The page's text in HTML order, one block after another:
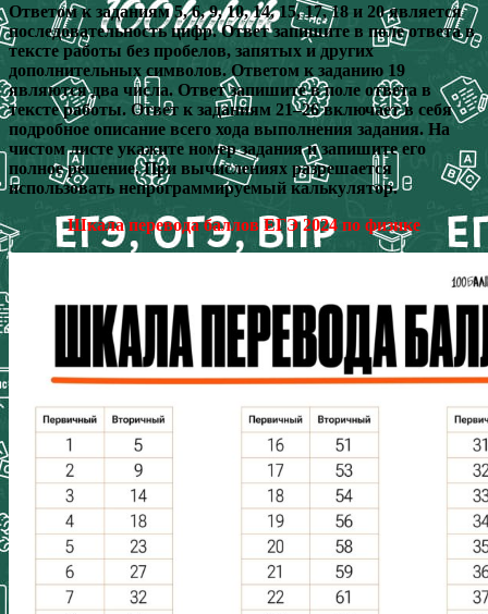
Ответом к заданиям 5, 6, 9, 10, 14, 15, 17, 18 и 20 является
последовательность цифр. Ответ запишите в поле ответа в
тексте работы без пробелов, запятых и других
дополнительных символов. Ответом к заданию 19
являются два числа. Ответ запишите в поле ответа в
тексте работы. Ответ к заданиям 21–26 включает в себя
подробное описание всего хода выполнения задания. На
чистом листе укажите номер задания и запишите его
полное решение. При вычислениях разрешается
использовать непрограммируемый калькулятор.
Шкала перевода баллов ЕГЭ 2024 по физике